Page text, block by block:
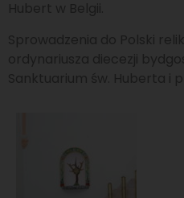
Sprowadzenia do Polski
ordynariusza diecezji
Sanktuarium św. Huberta